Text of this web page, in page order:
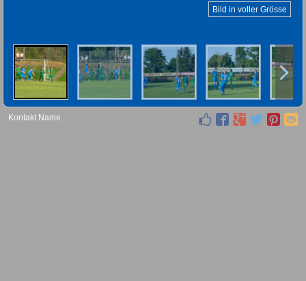
Bild in voller Grösse
Kontakt Name